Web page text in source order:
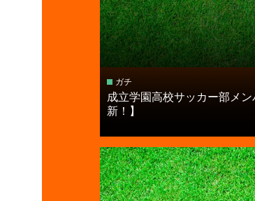
ガチ
成立学園高校サッカー部メ
新！】